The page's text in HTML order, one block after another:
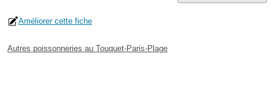
Améliorer cette fiche
Autres poissonneries au Touquet-Paris-Plage